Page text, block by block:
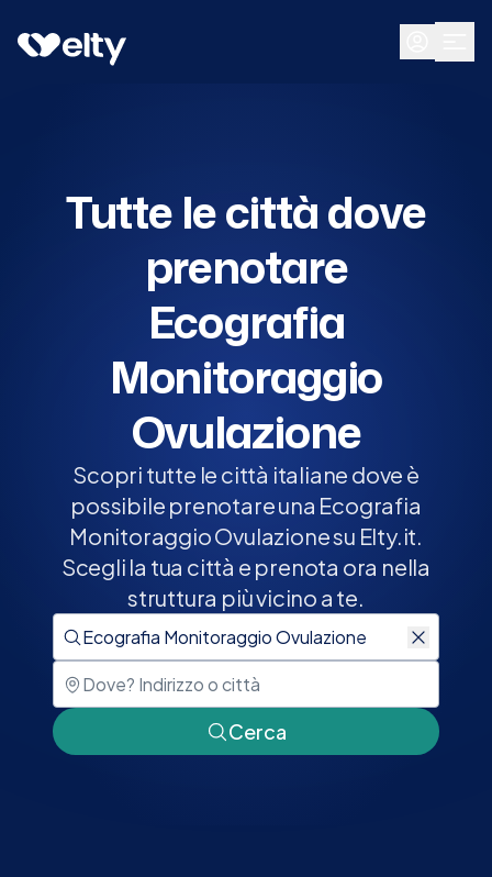
Prenota visita
Tutte le città dove
prenotare
Ecografia
Monitoraggio
Ovulazione
Scopri tutte le città italiane dove è
possibile prenotare una Ecografia
Monitoraggio Ovulazione su Elty.it.
Scegli la tua città e prenota ora nella
struttura più vicino a te.
Cerca